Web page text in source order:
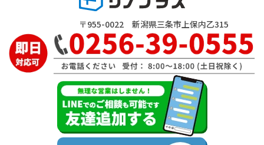
〒955-0022 新潟県三条市上保内乙315